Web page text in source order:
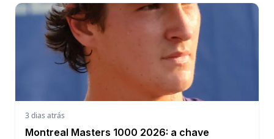
3 dias atrás
Montreal Masters 1000 2026: a chave